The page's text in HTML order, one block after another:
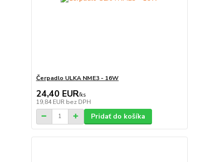
Čerpadlo ULKA NME3 - 16W
24,40 EUR/ks
19,84 EUR bez DPH
Pridať do košíka